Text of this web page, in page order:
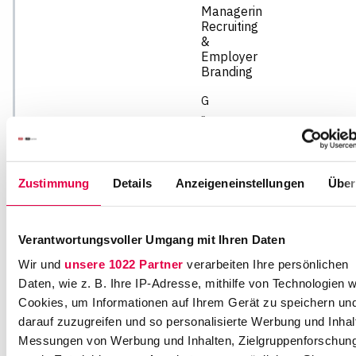
Zustimmung Details Anzeigeneinstellungen
Verantwortungsvoller Umgang mit Ihren Daten
Wir und unsere 1022 Partner verarbeiten Ihre persönlichen
Daten, wie z. B. Ihre IP-Adresse, mithilfe von Technologien
Cookies, um Informationen auf Ihrem Gerät zu speichern
darauf zuzugreifen und so personalisierte Werbung und
Messungen von Werbung und Inhalten,
Managerin
Recruiting
&
Employer
Branding
G
r
G
a
u
r
a
ß